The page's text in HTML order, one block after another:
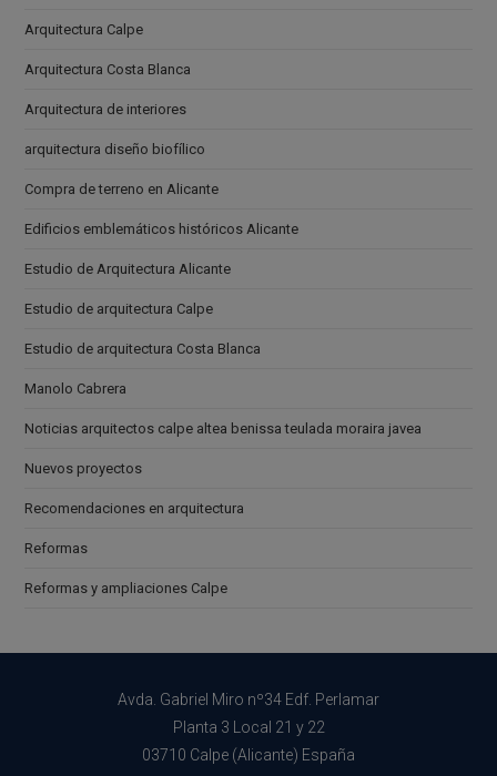
Arquitectura Calpe
Arquitectura Costa Blanca
Arquitectura de interiores
arquitectura diseño biofílico
Compra de terreno en Alicante
Edificios emblemáticos históricos Alicante
Estudio de Arquitectura Alicante
Estudio de arquitectura Calpe
Estudio de arquitectura Costa Blanca
Manolo Cabrera
Noticias arquitectos calpe altea benissa teulada moraira javea
Nuevos proyectos
Recomendaciones en arquitectura
Reformas
Reformas y ampliaciones Calpe
Avda. Gabriel Miro nº34 Edf. Perlamar
Planta 3 Local 21 y 22
03710 Calpe (Alicante) España